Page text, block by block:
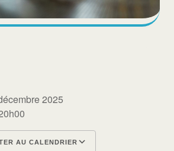
2025
AU CALENDRIER